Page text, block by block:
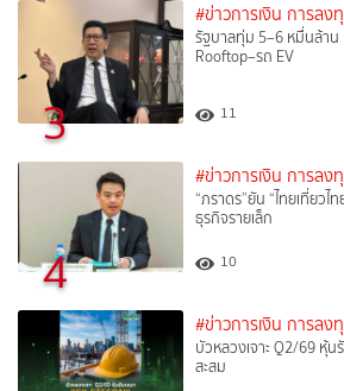
3
#ข่าวการเงิน การลง
รัฐบาลทุ่ม 5–6 หมื่นล้า
Rooftop–รถ EV
11
4
#ข่าวการเงิน การลง
“ภราดร”ยัน “ไทยเที่ยวไ
ธุรกิจรายเล็ก
10
#ข่าวการเงิน การลง
บัวหลวงเจาะ Q2/69 หุ้น
สะสม